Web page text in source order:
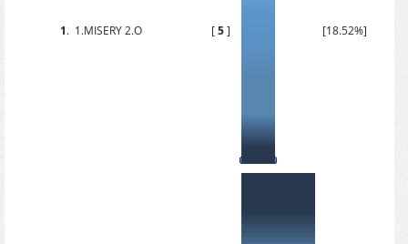
1. 1.MISERY 2.O [5] [18.52%]